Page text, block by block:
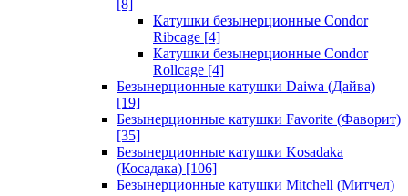
[8]
Катушки безынерционные Condor
Ribcage [4]
Катушки безынерционные Condor
Rollcage [4]
Безынерционные катушки Daiwa (Дайва)
[19]
Безынерционные катушки Favorite (Фаворит)
[35]
Безынерционные катушки Kosadaka
(Косадака) [106]
Безынерционные катушки Mitchell (Митчел)